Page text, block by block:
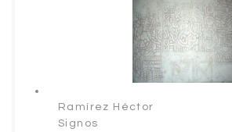
Ramírez Héctor
Signos